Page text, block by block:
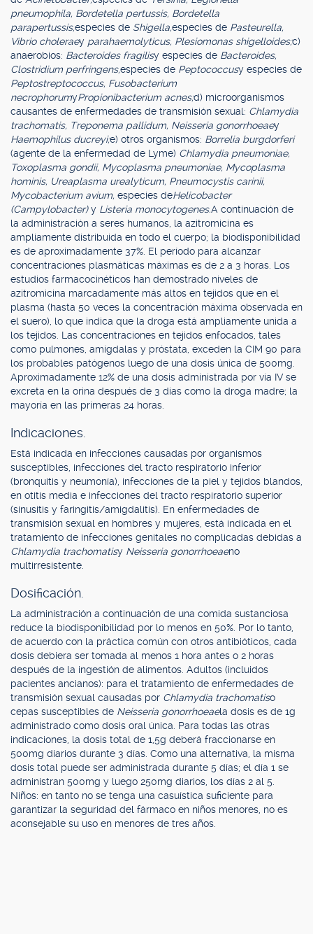
pneumophila, Bordetella pertussis, Bordetella
parapertussis,especies de Shigella,especies de Pasteurella,
Vibrio choleraey parahaemolyticus, Plesiomonas shigelloides;c)
anaerobios: Bacteroides fragilisy especies de Bacteroides,
Clostridium perfringens,especies de Peptococcusy especies de
Peptostreptococcus, Fusobacterium
necrophorumyPropionibacterium acnes;d) microorganismos
causantes de enfermedades de transmisión sexual: Chlamydia
trachomatis, Treponema pallidum, Neisseria gonorrhoeaey
Haemophilus ducreyi;e) otros organismos: Borrelia burgdorferi
(agente de la enfermedad de Lyme) Chlamydia pneumoniae,
Toxoplasma gondii, Mycoplasma pneumoniae, Mycoplasma
hominis, Ureaplasma urealyticum, Pneumocystis carinii,
Mycobacterium avium, especies deHelicobacter
(Campylobacter)y Listeria monocytogenes.A continuación de
la administración a seres humanos, la azitromicina es
ampliamente distribuida en todo el cuerpo; la biodisponibilidad
es de aproximadamente 37%. El período para alcanzar
concentraciones plasmáticas máximas es de 2 a 3 horas. Los
estudios farmacocinéticos han demostrado niveles de
azitromicina marcadamente más altos en tejidos que en el
plasma (hasta 50 veces la concentración máxima observada en
el suero), lo que indica que la droga está ampliamente unida a
los tejidos. Las concentraciones en tejidos enfocados, tales
como pulmones, amígdalas y próstata, exceden la CIM 90 para
los probables patógenos luego de una dosis única de 500mg.
Aproximadamente 12% de una dosis administrada por vía IV se
excreta en la orina después de 3 días como la droga madre; la
mayoría en las primeras 24 horas.
Indicaciones.
Está indicada en infecciones causadas por organismos
susceptibles, infecciones del tracto respiratorio inferior
(bronquitis y neumonía), infecciones de la piel y tejidos blandos,
en otitis media e infecciones del tracto respiratorio superior
(sinusitis y faringitis/amigdalitis). En enfermedades de
transmisión sexual en hombres y mujeres, está indicada en el
tratamiento de infecciones genitales no complicadas debidas a
Chlamydia trachomatisy Neisseria gonorrhoeaeno
multirresistente.
Dosificación.
La administración a continuación de una comida sustanciosa
reduce la biodisponibilidad por lo menos en 50%. Por lo tanto,
de acuerdo con la práctica común con otros antibióticos, cada
dosis debiera ser tomada al menos 1 hora antes o 2 horas
después de la ingestión de alimentos. Adultos (incluidos
pacientes ancianos): para el tratamiento de enfermedades de
transmisión sexual causadas por Chlamydia trachomatiso
cepas susceptibles de Neisseria gonorrhoeaela dosis es de 1g
administrado como dosis oral única. Para todas las otras
indicaciones, la dosis total de 1,5g deberá fraccionarse en
500mg diarios durante 3 días. Como una alternativa, la misma
dosis total puede ser administrada durante 5 días; el día 1 se
administran 500mg y luego 250mg diarios, los días 2 al 5.
Niños: en tanto no se tenga una casuística suficiente para
garantizar la seguridad del fármaco en niños menores, no es
aconsejable su uso en menores de tres años.